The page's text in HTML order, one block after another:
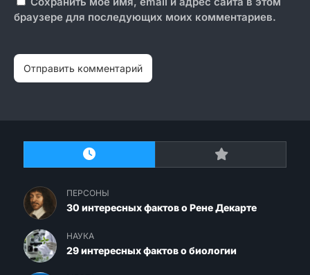
браузере для последующих моих комментариев.
ПЕРСОНЫ
30 интересных фактов о Рене Декарте
НАУКА
29 интересных фактов о биологии